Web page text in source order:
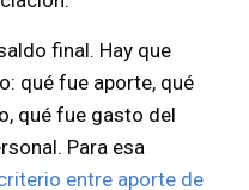
final. Hay que
qué fue aporte, qué
qué fue gasto del
Para esa
entre aporte de